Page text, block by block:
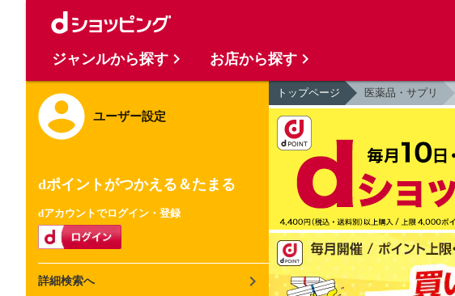
ユーザー設定
dポイントがつかえる＆たまる
dアカウントでログイン・登録
詳細検索へ
トップページ 医薬品・サプリ
ジャンルから探す お店から探す